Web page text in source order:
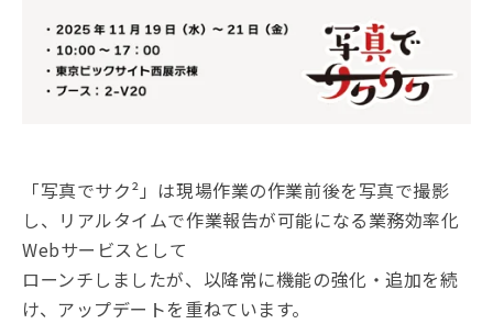
「写真でサク²」は現場作業の作業前後を写真で撮影
し、リアルタイムで作業報告が可能になる業務効率化
Webサービスとして
ローンチしましたが、以降常に機能の強化・追加を続
け、アップデートを重ねています。